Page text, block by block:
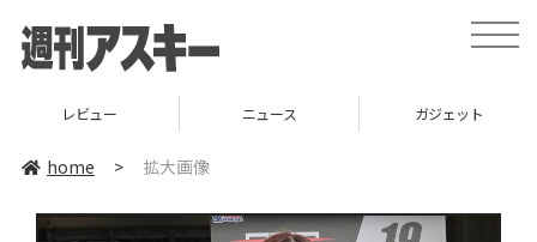
toggle
レビュー ニュース ガジェット
home > 拡大画像